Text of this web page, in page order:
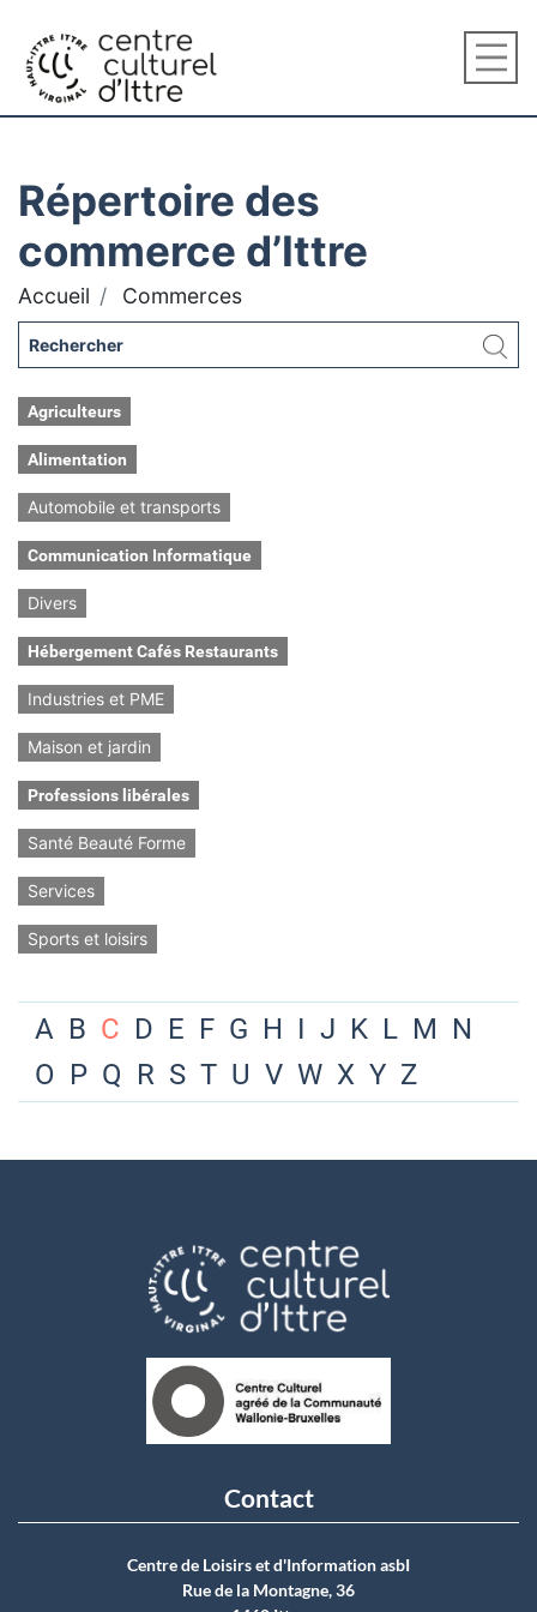
Répertoire des
commerce d’Ittre
Accueil Commerces
Agriculteurs
Alimentation
Automobile et transports
Communication Informatique
Divers
Hébergement Cafés Restaurants
Industries et PME
Maison et jardin
Professions libérales
Santé Beauté Forme
Services
Sports et loisirs
A B C D E F G H I J K L M N
O P Q R S T U V W X Y Z
Contact
Centre de Loisirs et d'Information asbI
Rue de la Montagne, 36